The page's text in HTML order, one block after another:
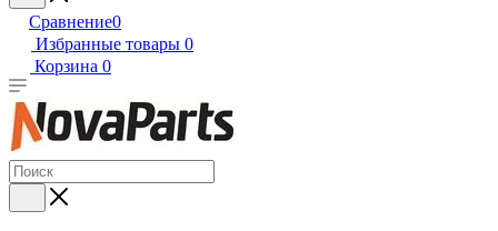
Сравнение0
Избранные товары 0
Корзина 0